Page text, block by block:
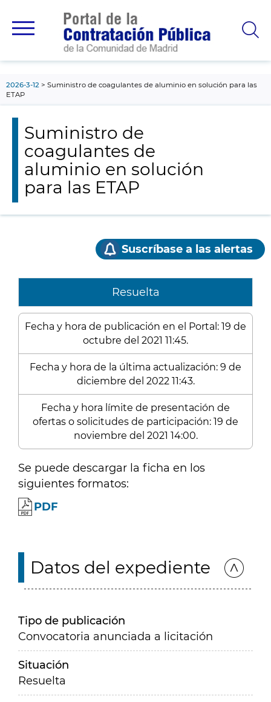
principal
2026-3-12
Suministro de coagulantes de aluminio en solución para las
ETAP
Suministro de
coagulantes de
aluminio en solución
para las ETAP
Suscríbase a las alertas
Resuelta
Fecha y hora de publicación en el Portal: 19 de
octubre del 2021 11:45.
Fecha y hora de la última actualización: 9 de
diciembre del 2022 11:43.
Fecha y hora límite de presentación de
ofertas o solicitudes de participación: 19 de
noviembre del 2021 14:00.
Se puede descargar la ficha en los
siguientes formatos:
PDF
Datos del expediente
Tipo de publicación
Convocatoria anunciada a licitación
Situación
Resuelta